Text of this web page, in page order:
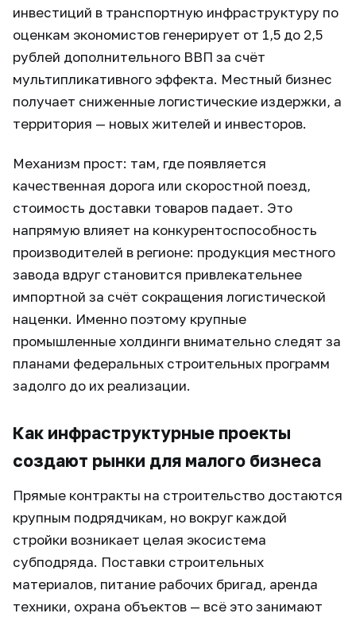
инвестиций в транспортную инфраструктуру по
оценкам экономистов генерирует от 1,5 до 2,5
рублей дополнительного ВВП за счёт
мультипликативного эффекта. Местный бизнес
получает сниженные логистические издержки, а
территория — новых жителей и инвесторов.
Механизм прост: там, где появляется
качественная дорога или скоростной поезд,
стоимость доставки товаров падает. Это
напрямую влияет на конкурентоспособность
производителей в регионе: продукция местного
завода вдруг становится привлекательнее
импортной за счёт сокращения логистической
наценки. Именно поэтому крупные
промышленные холдинги внимательно следят за
планами федеральных строительных программ
задолго до их реализации.
Как инфраструктурные проекты
создают рынки для малого бизнеса
Прямые контракты на строительство достаются
крупным подрядчикам, но вокруг каждой
стройки возникает целая экосистема
субподряда. Поставки строительных
материалов, питание рабочих бригад, аренда
техники, охрана объектов — всё это занимают